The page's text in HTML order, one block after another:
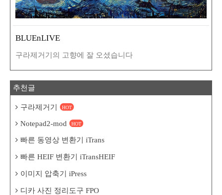
BLUEnLIVE
구라제거기의 고향에 잘 오셨습니다
추천글
구라제거기 HOT
Notepad2-mod HOT
빠른 동영상 변환기 iTrans
빠른 HEIF 변환기 iTransHEIF
이미지 압축기 iPress
디카 사진 정리도구 FPO